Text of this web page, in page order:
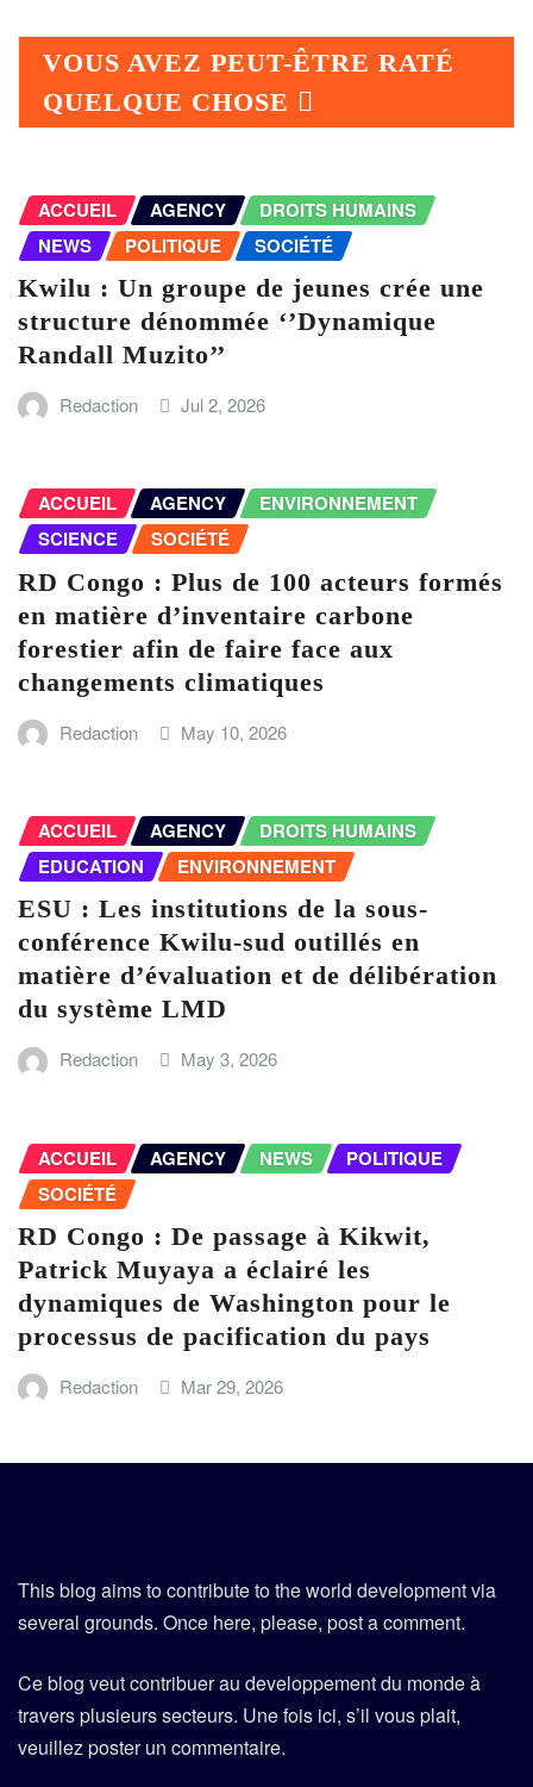
VOUS AVEZ PEUT-ÊTRE RATÉ
QUELQUE CHOSE
ACCUEIL AGENCY
DROITS HUMAINS
NEWS
POLITIQUE SOCIÉTÉ
Kwilu : Un groupe de jeunes crée une
structure dénommée ‘’Dynamique
Randall Muzito’’
Redaction Jul 2, 2026
ACCUEIL AGENCY
ENVIRONNEMENT
SCIENCE
SOCIÉTÉ
RD Congo : Plus de 100 acteurs formés
en matière d’inventaire carbone
forestier afin de faire face aux
changements climatiques
Redaction May 10, 2026
ACCUEIL AGENCY
DROITS HUMAINS
EDUCATION
ENVIRONNEMENT
ESU : Les institutions de la sous-
conférence Kwilu-sud outillés en
matière d’évaluation et de délibération
du système LMD
Redaction May 3, 2026
ACCUEIL AGENCY NEWS
POLITIQUE
SOCIÉTÉ
RD Congo : De passage à Kikwit,
Patrick Muyaya a éclairé les
dynamiques de Washington pour le
processus de pacification du pays
Redaction Mar 29, 2026
This blog aims to contribute to the world development via
several grounds. Once here, please, post a comment.
Ce blog veut contribuer au developpement du monde à
travers plusieurs secteurs. Une fois ici, s’il vous plait,
veuillez poster un commentaire.